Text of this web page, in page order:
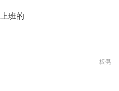
班的
板凳